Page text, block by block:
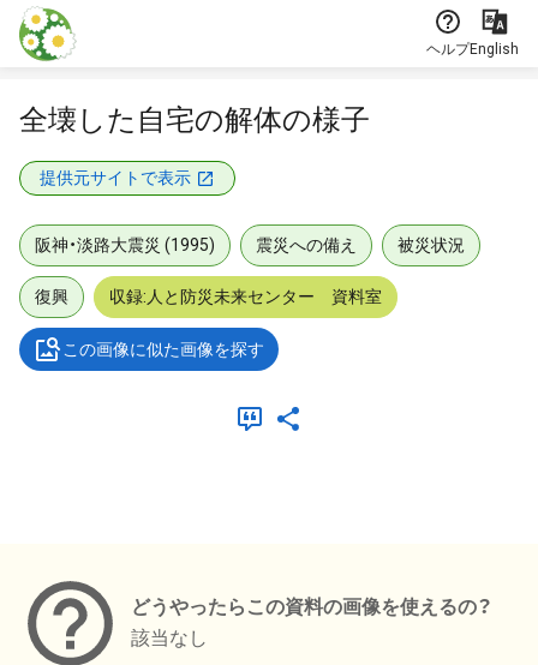
本文に飛ぶ
ヘルプEnglish
全壊した自宅の解体の様子
提供元サイトで表示
阪神・淡路大震災 (1995) 震災への備え 被災状況
復興 収録:人と防災未来センター 資料室
この画像に似た画像を探す
どうやったらこの資料の画像を使えるの？
該当なし